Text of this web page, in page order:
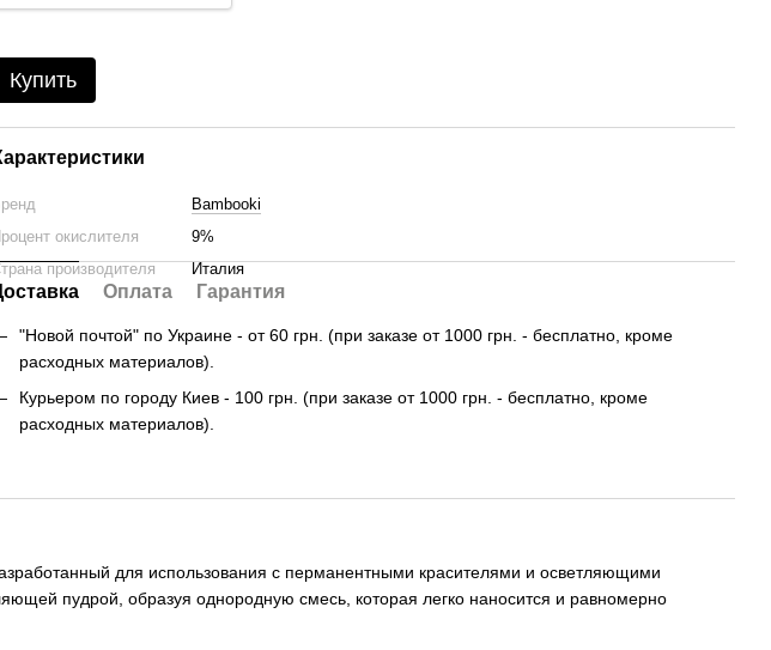
Купить
Bambooki
окислителя
9%
производителя
Италия
Оплата Гарантия
"Новой почтой" по Украине - от 60 грн. (при заказе от 1000 грн. - бесплатно, кроме
расходных материалов).
Курьером по городу Киев - 100 грн. (при заказе от 1000 грн. - бесплатно, кроме
расходных материалов).
для использования с перманентными красителями и осветляющими
пудрой, образуя однородную смесь, которая легко наносится и равномерно